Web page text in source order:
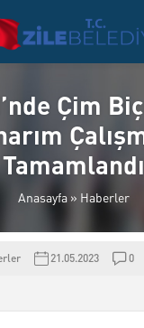
Çim
Tamamlandı
Anasayfa » Haberler
21.05.2023 0